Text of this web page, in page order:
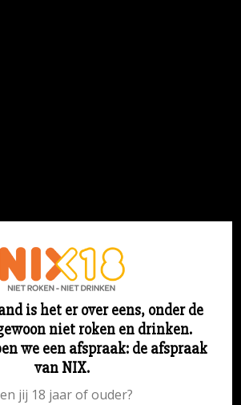
is het er over eens, onder de
niet roken en drinken.
we een afspraak: de afspraak
van NIX.
jij 18 jaar of ouder?
Login
stof! We werken aan iets
– kom snel terug!